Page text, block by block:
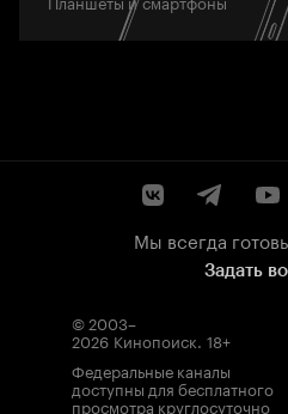
Мы всегда
Задать
© 2003–
2026 Кинопоиск. 18+
Федеральные каналы
доступны для бесплатного
просмотра круглосуточно